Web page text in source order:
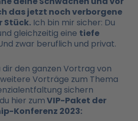
das jetzt noch verborgene
Stück. Ich bin mir sicher: Du
gleichzeitig eine tiefe
zwar beruflich und privat.
dir den ganzen Vortrag von
Vorträge zum Thema
sichern
hier zumVIP-Paket der
Konferenz 2023: